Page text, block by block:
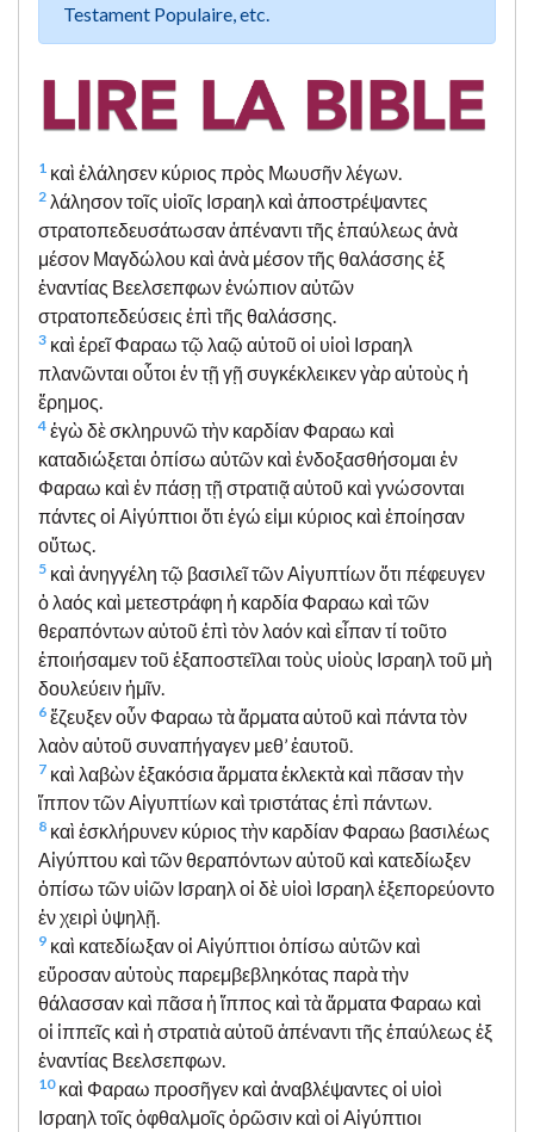
Testament Populaire, etc.
1 καὶ ἐλάλησεν κύριος πρὸς Μωυσῆν λέγων.
2 λάλησον τοῖς υἱοῖς Ισραηλ καὶ ἀποστρέψαντες
στρατοπεδευσάτωσαν ἀπέναντι τῆς ἐπαύλεως ἀνὰ
μέσον Μαγδώλου καὶ ἀνὰ μέσον τῆς θαλάσσης ἐξ
ἐναντίας Βεελσεπφων ἐνώπιον αὐτῶν
στρατοπεδεύσεις ἐπὶ τῆς θαλάσσης.
3 καὶ ἐρεῖ Φαραω τῷ λαῷ αὐτοῦ οἱ υἱοὶ Ισραηλ
πλανῶνται οὗτοι ἐν τῇ γῇ συγκέκλεικεν γὰρ αὐτοὺς ἡ
ἔρημος.
4 ἐγὼ δὲ σκληρυνῶ τὴν καρδίαν Φαραω καὶ
καταδιώξεται ὀπίσω αὐτῶν καὶ ἐνδοξασθήσομαι ἐν
Φαραω καὶ ἐν πάσῃ τῇ στρατιᾷ αὐτοῦ καὶ γνώσονται
πάντες οἱ Αἰγύπτιοι ὅτι ἐγώ εἰμι κύριος καὶ ἐποίησαν
οὕτως.
5 καὶ ἀνηγγέλη τῷ βασιλεῖ τῶν Αἰγυπτίων ὅτι πέφευγεν
ὁ λαός καὶ μετεστράφη ἡ καρδία Φαραω καὶ τῶν
θεραπόντων αὐτοῦ ἐπὶ τὸν λαόν καὶ εἶπαν τί τοῦτο
ἐποιήσαμεν τοῦ ἐξαποστεῖλαι τοὺς υἱοὺς Ισραηλ τοῦ μὴ
δουλεύειν ἡμῖν.
6 ἔζευξεν οὖν Φαραω τὰ ἅρματα αὐτοῦ καὶ πάντα τὸν
λαὸν αὐτοῦ συναπήγαγεν μεθ’ ἑαυτοῦ.
7 καὶ λαβὼν ἑξακόσια ἅρματα ἐκλεκτὰ καὶ πᾶσαν τὴν
ἵππον τῶν Αἰγυπτίων καὶ τριστάτας ἐπὶ πάντων.
8 καὶ ἐσκλήρυνεν κύριος τὴν καρδίαν Φαραω βασιλέως
Αἰγύπτου καὶ τῶν θεραπόντων αὐτοῦ καὶ κατεδίωξεν
ὀπίσω τῶν υἱῶν Ισραηλ οἱ δὲ υἱοὶ Ισραηλ ἐξεπορεύοντο
ἐν χειρὶ ὑψηλῇ.
9 καὶ κατεδίωξαν οἱ Αἰγύπτιοι ὀπίσω αὐτῶν καὶ
εὕροσαν αὐτοὺς παρεμβεβληκότας παρὰ τὴν
θάλασσαν καὶ πᾶσα ἡ ἵππος καὶ τὰ ἅρματα Φαραω καὶ
οἱ ἱππεῖς καὶ ἡ στρατιὰ αὐτοῦ ἀπέναντι τῆς ἐπαύλεως ἐξ
ἐναντίας Βεελσεπφων.
10καὶ Φαραω προσῆγεν καὶ ἀναβλέψαντες οἱ υἱοὶ
Ισραηλ τοῖς ὀφθαλμοῖς ὁρῶσιν καὶ οἱ Αἰγύπτιοι